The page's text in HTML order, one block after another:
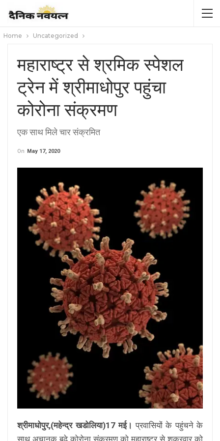
Home Uncategorized
महाराष्ट्र से श्रमिक स्पेशल
ट्रेन में श्रीमाधोपुर पहुंचा
कोरोना संक्रमण
एक साथ मिले चार संक्रमित
On May 17, 2020
श्रीमाधोपुर,(महेन्द्र खडोलिया)17 मई। प्रवासियों के पहुंचने के
साथ अचानक बढ़े कोरोना संक्रमण को महाराष्ट्र से शुक्रवार को